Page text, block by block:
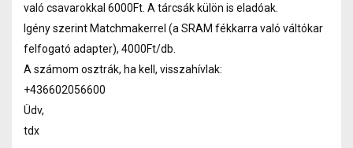
való csavarokkal 6000Ft. A tárcsák külön is eladóak.
Igény szerint Matchmakerrel (a SRAM fékkarra való váltókar
felfogató adapter), 4000Ft/db.
A számom osztrák, ha kell, visszahívlak:
+436602056600
Üdv,
tdx